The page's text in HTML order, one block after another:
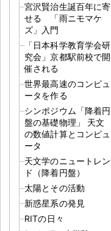
宮沢賢治生誕百年に寄
せる 「雨ニモマケ
ズ」入門
「日本科学教育学会研
究会」京都駅前校で開
催される
世界最高速のコンピュ
ータを作る
シンポジウム「降着円
盤の基礎物理」 天文
の数値計算とコンピュ
ータ
天文学のニュートレン
ド（降着円盤）
太陽とその活動
新惑星系の発見
RITの日々